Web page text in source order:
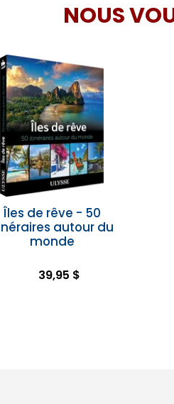
NOUS
Îles de rêve - 50
autour du
monde
39,95 $